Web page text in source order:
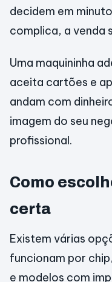
decidem em
complica, a venda
Uma maquininha
aceita cartões e
andam com
imagem do seu
profissional.
Como
certa
Existem várias
funcionam por
e modelos com